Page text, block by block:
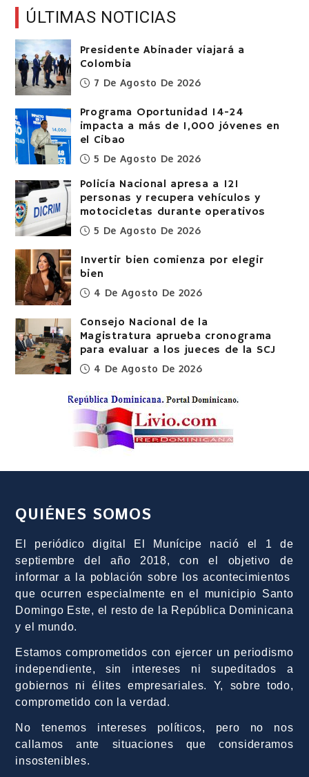
ÚLTIMAS NOTICIAS
Presidente Abinader viajará a
Colombia
7 De Agosto De 2026
Programa Oportunidad 14-24
impacta a más de 1,000 jóvenes en
el Cibao
5 De Agosto De 2026
Policía Nacional apresa a 121
personas y recupera vehículos y
motocicletas durante operativos
5 De Agosto De 2026
Invertir bien comienza por elegir
bien
4 De Agosto De 2026
Consejo Nacional de la
Magistratura aprueba cronograma
para evaluar a los jueces de la SCJ
4 De Agosto De 2026
QUIÉNES SOMOS
El periódico digital El Munícipe nació el 1 de
septiembre del año 2018, con el objetivo de
informar a la población sobre los acontecimientos
que ocurren especialmente en el municipio Santo
Domingo Este, el resto de la República Dominicana
y el mundo.
Estamos comprometidos con ejercer un periodismo
independiente, sin intereses ni supeditados a
gobiernos ni élites empresariales. Y, sobre todo,
comprometido con la verdad.
No tenemos intereses políticos, pero no nos
callamos ante situaciones que consideramos
insostenibles.